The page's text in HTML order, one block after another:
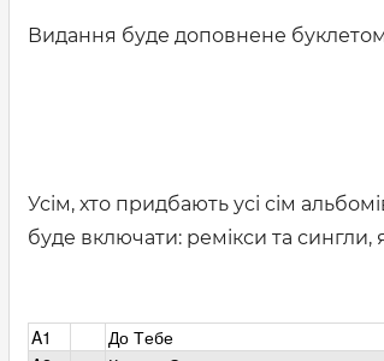
Видання буде доповнене
Усім, хто придбають усі сім
буде включати: ремікси та сингли,
A1
До Тебе